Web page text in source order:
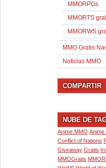
MMORPGs
MMORTS
MMORWS
MMO Gratis
Noticias MMO
COMPARTIR
NUBE DE
Anime MMO Anime
Conflict of Nations
Giveaway Gratis
MMOGratis